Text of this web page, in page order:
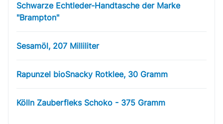
Schwarze Echtleder-Handtasche der Marke
"Brampton"
Sesamöl, 207 Milliliter
Rapunzel bioSnacky Rotklee, 30 Gramm
Kölln Zauberfleks Schoko - 375 Gramm